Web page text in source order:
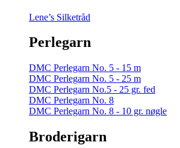
Lene’s Silketråd
Perlegarn
DMC Perlegarn No. 5 - 15 m
DMC Perlegarn No. 5 - 25 m
DMC Perlegarn No.5 - 25 gr. fed
DMC Perlegarn No. 8
DMC Perlegarn No. 8 - 10 gr. nøgle
Broderigarn